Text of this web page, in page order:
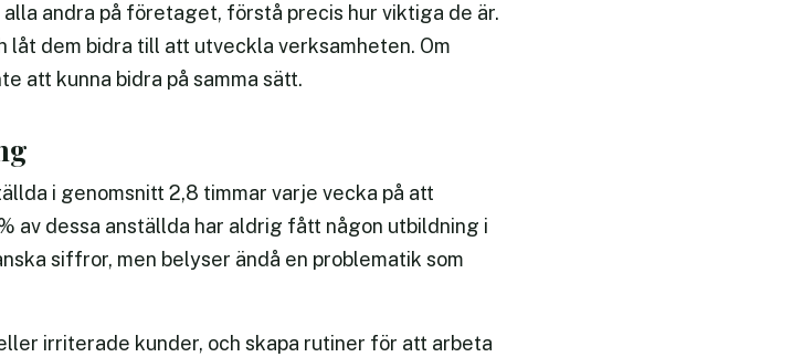
andra på företaget, förstå precis hur viktiga de är.
låt dem bidra till att utveckla verksamheten. Om
att kunna bidra på samma sätt.
i genomsnitt 2,8 timmar varje vecka på att
av dessa anställda har aldrig fått någon utbildning i
siffror, men belyser ändå en problematik som
irriterade kunder, och skapa rutiner för att arbeta